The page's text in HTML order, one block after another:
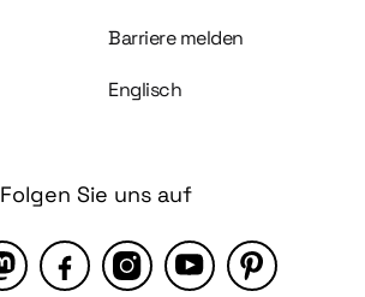
Barriere melden
Englisch
Folgen Sie uns auf